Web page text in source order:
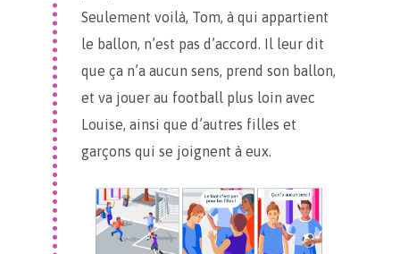
Seulement voilà, Tom, à qui appartient
le ballon, n’est pas d’accord. Il leur dit
que ça n’a aucun sens, prend son ballon,
et va jouer au football plus loin avec
Louise, ainsi que d’autres filles et
garçons qui se joignent à eux.